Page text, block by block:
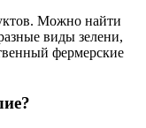
Можно найти
виды зелени,
фермерские